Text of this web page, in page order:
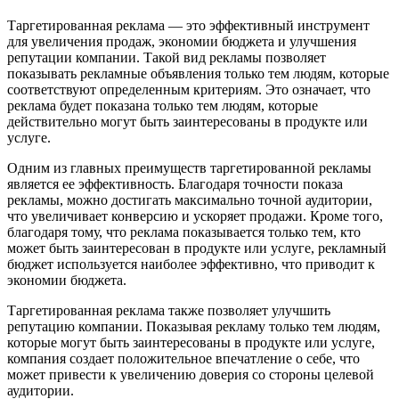
Таргетированная реклама — это эффективный инструмент
для увеличения продаж, экономии бюджета и улучшения
репутации компании. Такой вид рекламы позволяет
показывать рекламные объявления только тем людям, которые
соответствуют определенным критериям. Это означает, что
реклама будет показана только тем людям, которые
действительно могут быть заинтересованы в продукте или
услуге.
Одним из главных преимуществ таргетированной рекламы
является ее эффективность. Благодаря точности показа
рекламы, можно достигать максимально точной аудитории,
что увеличивает конверсию и ускоряет продажи. Кроме того,
благодаря тому, что реклама показывается только тем, кто
может быть заинтересован в продукте или услуге, рекламный
бюджет используется наиболее эффективно, что приводит к
экономии бюджета.
Таргетированная реклама также позволяет улучшить
репутацию компании. Показывая рекламу только тем людям,
которые могут быть заинтересованы в продукте или услуге,
компания создает положительное впечатление о себе, что
может привести к увеличению доверия со стороны целевой
аудитории.